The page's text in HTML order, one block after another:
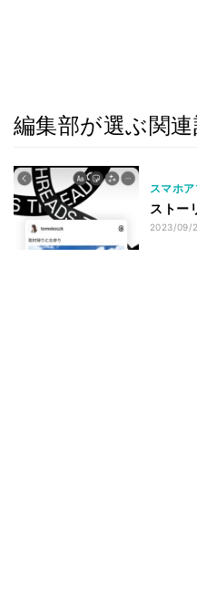
編集部が選ぶ関
スマホ
ストー
2023/09/